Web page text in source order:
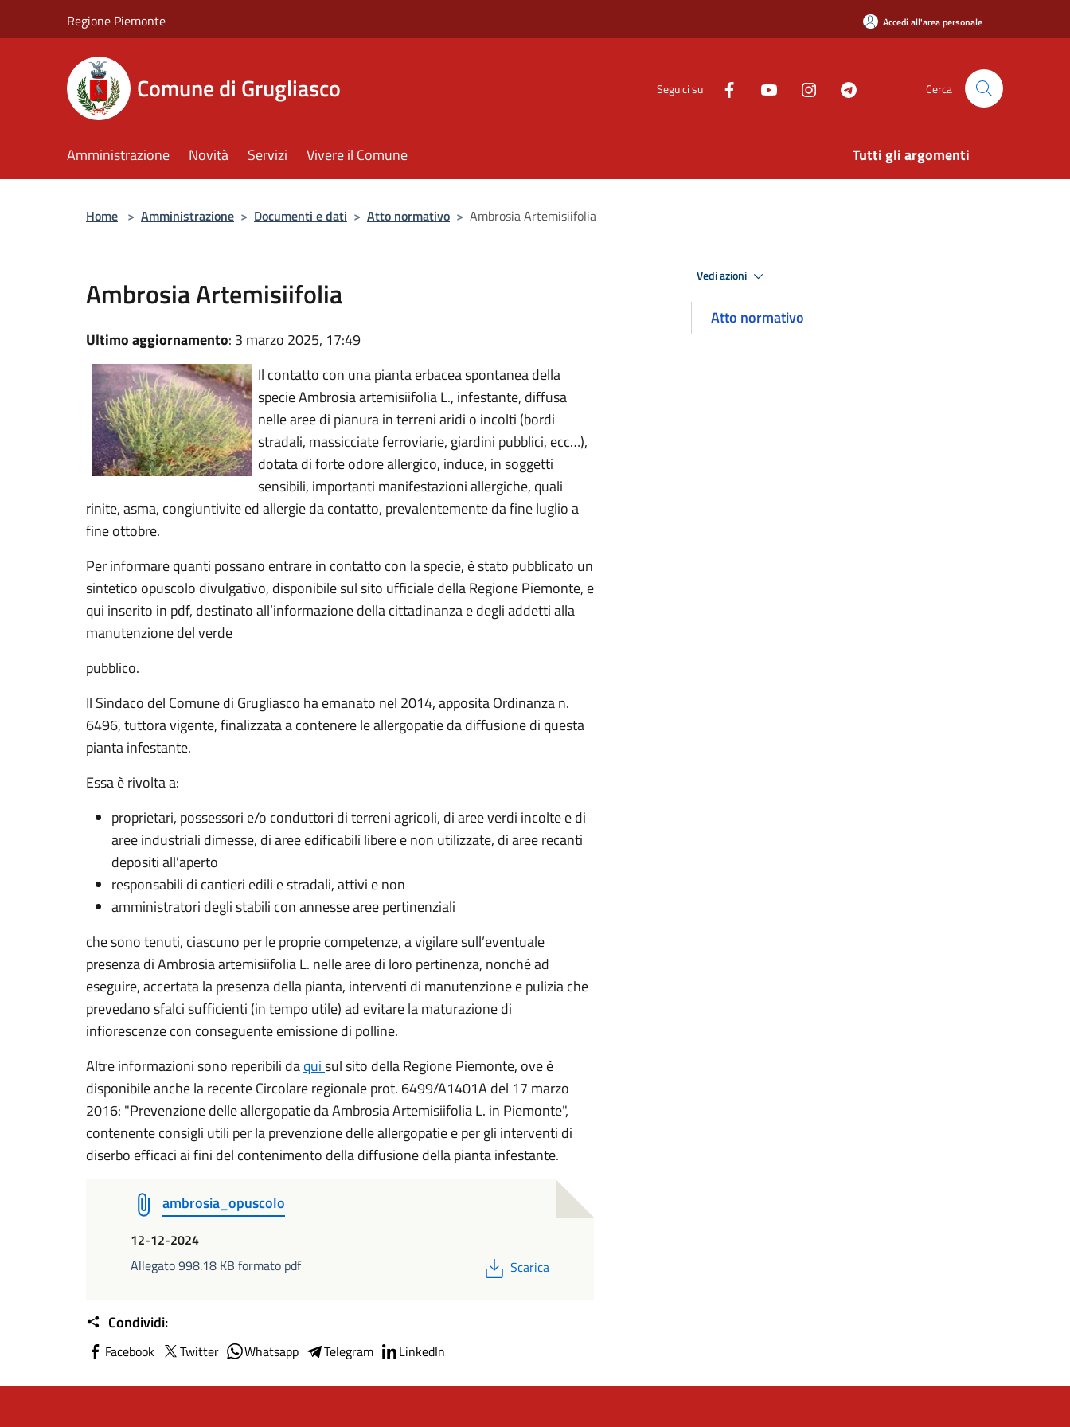
Regione Piemonte Accedi all'area personale
Comune di Grugliasco Seguici su Cerca
Amministrazione Novità Servizi Vivere il Comune Tutti gli argomenti
Home > Amministrazione > Documenti e dati > Atto normativo > Ambrosia Artemisiifolia
Ambrosia Artemisiifolia
Ultimo aggiornamento: 3 marzo 2025, 17:49
Il contatto con una pianta erbacea spontanea della
specie Ambrosia artemisiifolia L., infestante, diffusa
nelle aree di pianura in terreni aridi o incolti (bordi
stradali, massicciate ferroviarie, giardini pubblici, ecc…),
dotata di forte odore allergico, induce, in soggetti
sensibili, importanti manifestazioni allergiche, quali
rinite, asma, congiuntivite ed allergie da contatto, prevalentemente da fine luglio a
fine ottobre.
Per informare quanti possano entrare in contatto con la specie, è stato pubblicato un
sintetico opuscolo divulgativo, disponibile sul sito ufficiale della Regione Piemonte, e
qui inserito in pdf, destinato all’informazione della cittadinanza e degli addetti alla
manutenzione del verde
pubblico.
Il Sindaco del Comune di Grugliasco ha emanato nel 2014, apposita Ordinanza n.
6496, tuttora vigente, finalizzata a contenere le allergopatie da diffusione di questa
pianta infestante.
Essa è rivolta a:
proprietari, possessori e/o conduttori di terreni agricoli, di aree verdi incolte e di
aree industriali dimesse, di aree edificabili libere e non utilizzate, di aree recanti
depositi all'aperto
responsabili di cantieri edili e stradali, attivi e non
amministratori degli stabili con annesse aree pertinenziali
che sono tenuti, ciascuno per le proprie competenze, a vigilare sull’eventuale
presenza di Ambrosia artemisiifolia L. nelle aree di loro pertinenza, nonché ad
eseguire, accertata la presenza della pianta, interventi di manutenzione e pulizia che
prevedano sfalci sufficienti (in tempo utile) ad evitare la maturazione di
infiorescenze con conseguente emissione di polline.
Altre informazioni sono reperibili daquisul sito della Regione Piemonte, ove è
disponibile anche la recente Circolare regionale prot. 6499/A1401A del 17 marzo
2016: "Prevenzione delle allergopatie da Ambrosia Artemisiifolia L. in Piemonte",
contenente consigli utili per la prevenzione delle allergopatie e per gli interventi di
diserbo efficaci ai fini del contenimento della diffusione della pianta infestante.
ambrosia_opuscolo
12-12-2024
Allegato 998.18 KB formato pdf
PDF
Scarica
Condividi:
Facebook Twitter Whatsapp Telegram LinkedIn
Vedi azioni
Atto normativo